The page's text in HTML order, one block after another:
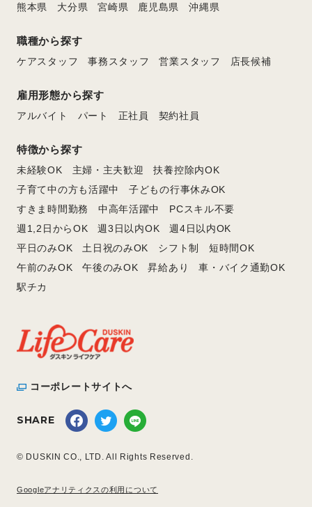
熊本県
大分県 宮崎県 鹿児島県 沖縄県
職種から探す
ケアスタッフ 事務スタッフ 営業スタッフ 店長候補
雇用形態から探す
アルバイト パート 正社員 契約社員
特徴から探す
未経験OK 主婦・主夫歓迎
扶養控除内OK
子育て中の方も活躍中
子どもの行事休みOK
すきま時間勤務
中高年活躍中
PCスキル不要
週1,2日からOK
週3日以内OK
週4日以内OK
平日のみOK
土日祝のみOK シフト制
短時間OK
午前のみOK
午後のみOK 昇給あり
車・バイク通勤OK
駅チカ
コーポレートサイトへ
SHARE
© DUSKIN CO., LTD. All Rights Reserved.
Googleアナリティクスの利用について